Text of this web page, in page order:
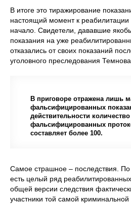
В итоге это тиражирование
настоящий момент к реабилитации
начало. Свидетели, дававшие
показания на уже
отказались от своих показаний
уголовного преследования
В приговоре отражена лишь
фальсифицированных
действительности количество
фальсифицированных
составляет более 100.
Самое страшное – последствия.
есть целый ряд
общей версии следствия
участники той самой